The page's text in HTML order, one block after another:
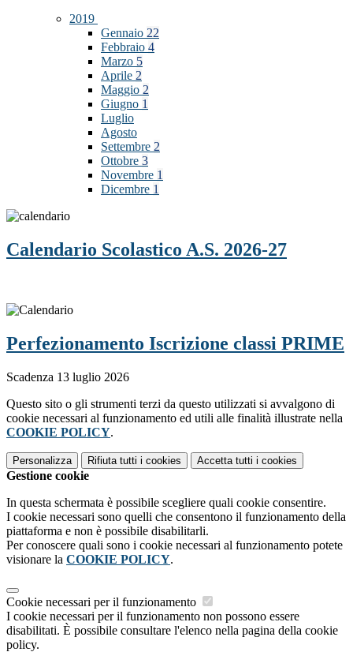
2019
Gennaio 22
Febbraio 4
Marzo 5
Aprile 2
Maggio 2
Giugno 1
Luglio
Agosto
Settembre 2
Ottobre 3
Novembre 1
Dicembre 1
Calendario Scolastico A.S. 2026-27
Perfezionamento Iscrizione classi PRIME
Scadenza 13 luglio 2026
Questo sito o gli strumenti terzi da questo utilizzati si avvalgono di
cookie necessari al funzionamento ed utili alle finalità illustrate nella
COOKIE POLICY.
Personalizza Rifiuta tutti i cookies Accetta tutti i cookies
Gestione cookie
In questa schermata è possibile scegliere quali cookie consentire.
I cookie necessari sono quelli che consentono il funzionamento della
piattaforma e non è possibile disabilitarli.
Per conoscere quali sono i cookie necessari al funzionamento potete
visionare la COOKIE POLICY.
Cookie necessari per il funzionamento
I cookie necessari per il funzionamento non possono essere
disabilitati. È possibile consultare l'elenco nella pagina della cookie
policy.